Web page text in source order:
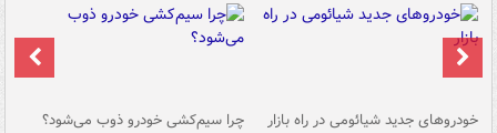
خودروهای جدید شیائومی در راه بازار چرا سیم‌کشی خودرو ذوب می‌شود؟